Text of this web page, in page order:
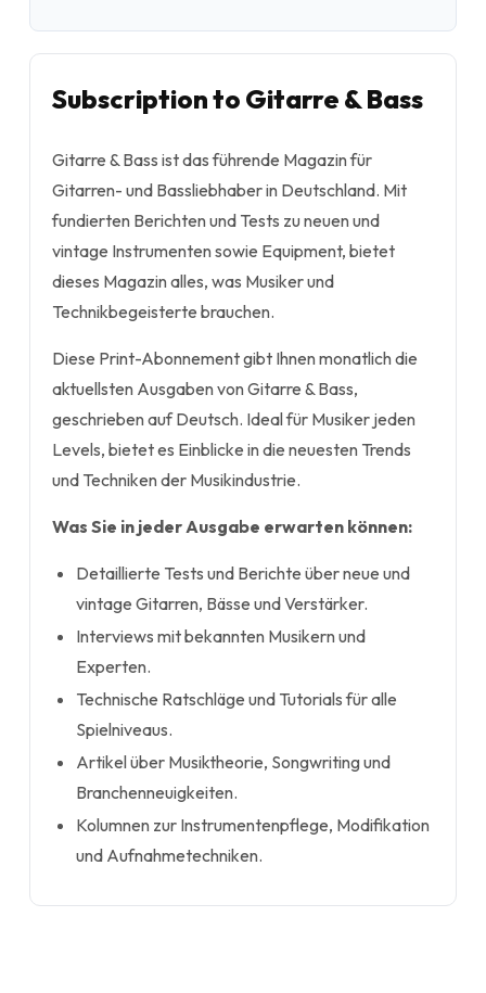
Subscription to Gitarre & Bass
Gitarre & Bass ist das führende Magazin für
Gitarren- und Bassliebhaber in Deutschland. Mit
fundierten Berichten und Tests zu neuen und
vintage Instrumenten sowie Equipment, bietet
dieses Magazin alles, was Musiker und
Technikbegeisterte brauchen.
Diese Print-Abonnement gibt Ihnen monatlich die
aktuellsten Ausgaben von Gitarre & Bass,
geschrieben auf Deutsch. Ideal für Musiker jeden
Levels, bietet es Einblicke in die neuesten Trends
und Techniken der Musikindustrie.
Was Sie in jeder Ausgabe erwarten können:
Detaillierte Tests und Berichte über neue und
vintage Gitarren, Bässe und Verstärker.
Interviews mit bekannten Musikern und
Experten.
Technische Ratschläge und Tutorials für alle
Spielniveaus.
Artikel über Musiktheorie, Songwriting und
Branchenneuigkeiten.
Kolumnen zur Instrumentenpflege, Modifikation
und Aufnahmetechniken.